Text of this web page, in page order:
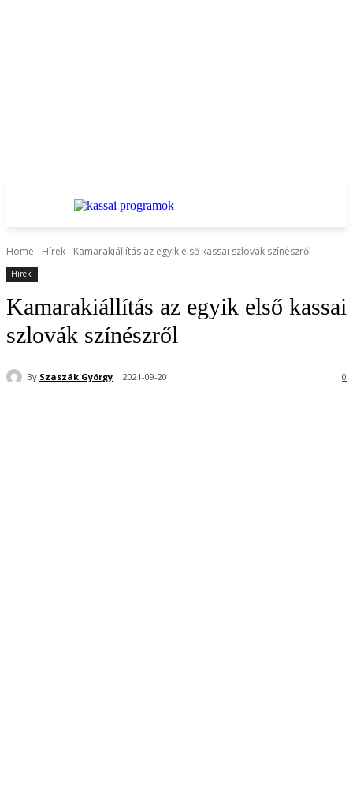
Home Hírek Kamarakiállítás az egyik első kassai szlovák színészről
Hírek
Kamarakiállítás az egyik első kassai
szlovák színészről
By Szaszák György 2021-09-20 0